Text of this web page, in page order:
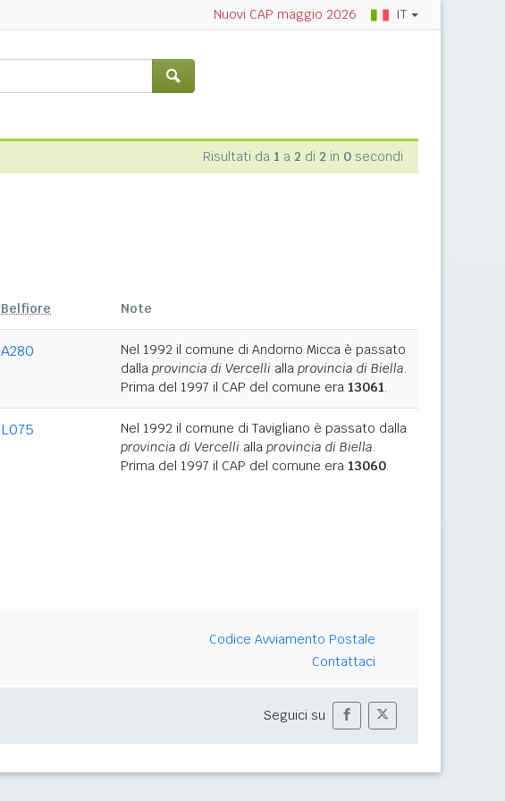
Nuovi CAP maggio 2026 IT
Risultati da 1 a 2 di 2 in 0 secondi
Belfiore Note
A280
Nel 1992 il comune di Andorno Micca è passato
dalla provincia di Vercelli alla provincia di Biella.
Prima del 1997 il CAP del comune era 13061.
L075
Nel 1992 il comune di Tavigliano è passato dalla
provincia di Vercelli alla provincia di Biella.
Prima del 1997 il CAP del comune era 13060.
Codice Avviamento Postale
Contattaci
Seguici su